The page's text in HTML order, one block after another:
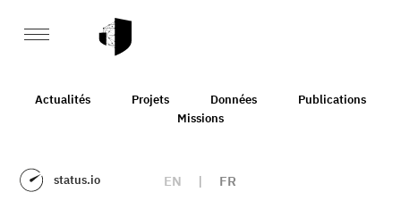
Actualités Projets Données
Publications
Missions
status.io EN | FR